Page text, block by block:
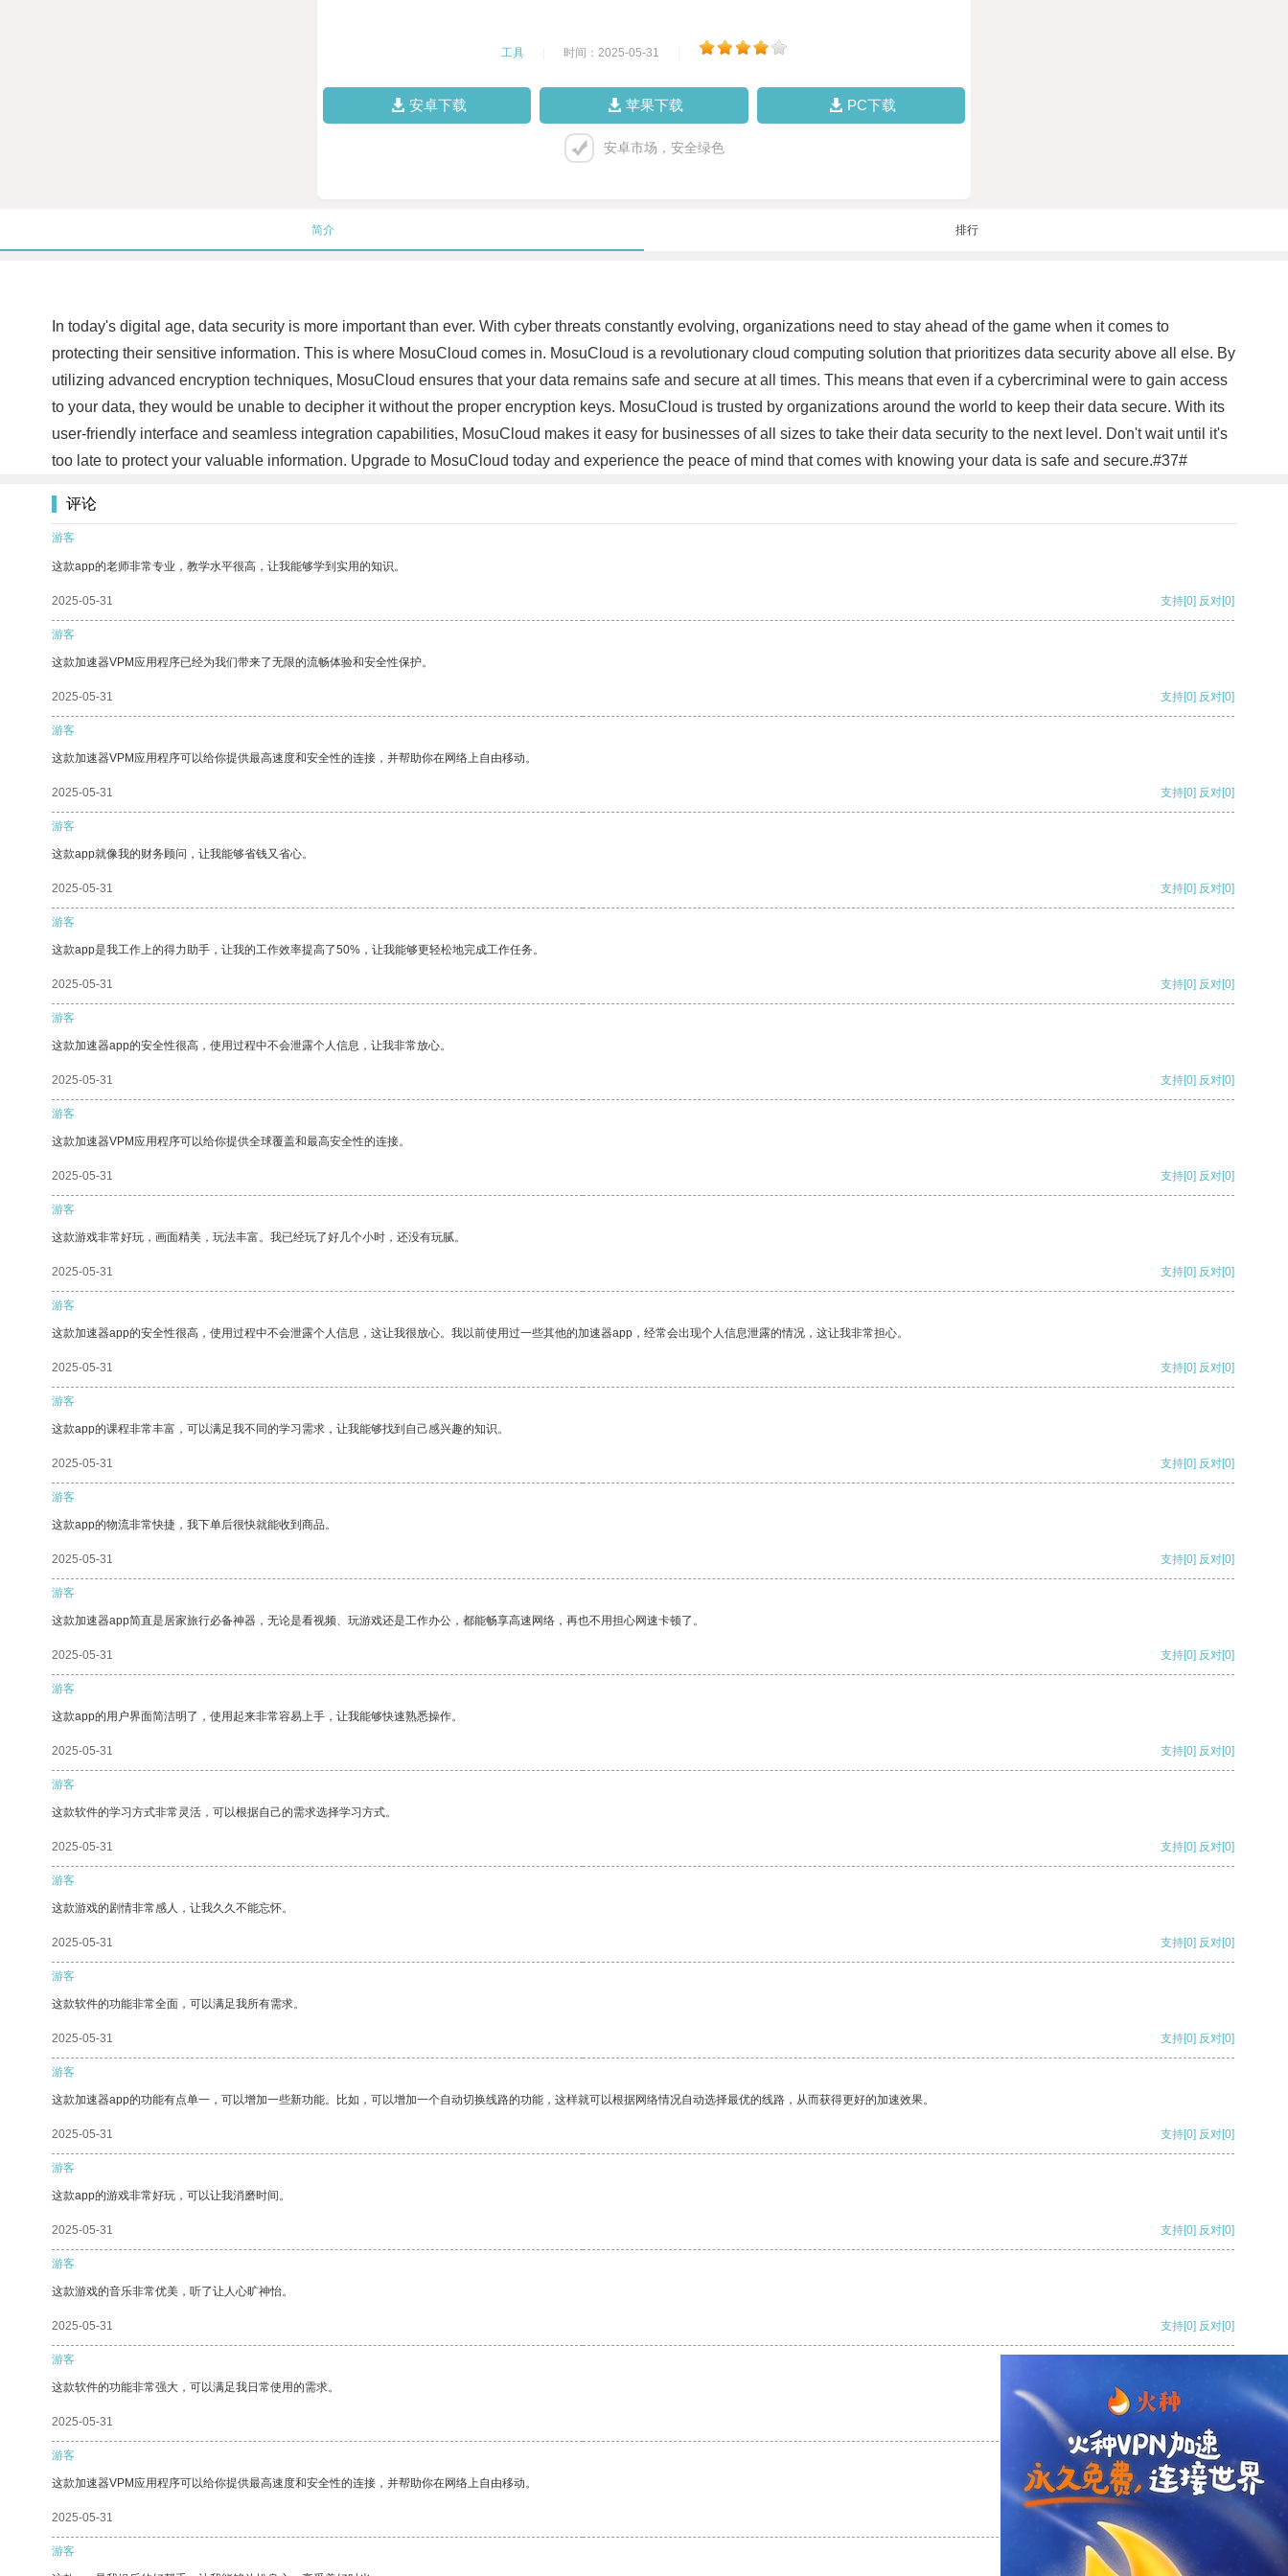
工具 时间：2025-05-31
安卓下载 苹果下载 PC下载
安卓市场，安全绿色
简介 排行
In today's digital age, data security is more important than ever. With cyber threats constantly evolving, organizations need to stay ahead of the game when it comes to
protecting their sensitive information. This is where MosuCloud comes in. MosuCloud is a revolutionary cloud computing solution that prioritizes data security above all else. By
utilizing advanced encryption techniques, MosuCloud ensures that your data remains safe and secure at all times. This means that even if a cybercriminal were to gain access
to your data, they would be unable to decipher it without the proper encryption keys. MosuCloud is trusted by organizations around the world to keep their data secure. With its
user-friendly interface and seamless integration capabilities, MosuCloud makes it easy for businesses of all sizes to take their data security to the next level. Don't wait until it's
too late to protect your valuable information. Upgrade to MosuCloud today and experience the peace of mind that comes with knowing your data is safe and secure.#37#
评论
游客
这款app的老师非常专业，教学水平很高，让我能够学到实用的知识。
2025-05-31 支持[0] 反对[0]
游客
这款加速器VPM应用程序已经为我们带来了无限的流畅体验和安全性保护。
2025-05-31 支持[0] 反对[0]
游客
这款加速器VPM应用程序可以给你提供最高速度和安全性的连接，并帮助你在网络上自由移动。
2025-05-31 支持[0] 反对[0]
游客
这款app就像我的财务顾问，让我能够省钱又省心。
2025-05-31 支持[0] 反对[0]
游客
这款app是我工作上的得力助手，让我的工作效率提高了50%，让我能够更轻松地完成工作任务。
2025-05-31 支持[0] 反对[0]
游客
这款加速器app的安全性很高，使用过程中不会泄露个人信息，让我非常放心。
2025-05-31 支持[0] 反对[0]
游客
这款加速器VPM应用程序可以给你提供全球覆盖和最高安全性的连接。
2025-05-31 支持[0] 反对[0]
游客
这款游戏非常好玩，画面精美，玩法丰富。我已经玩了好几个小时，还没有玩腻。
2025-05-31 支持[0] 反对[0]
游客
这款加速器app的安全性很高，使用过程中不会泄露个人信息，这让我很放心。我以前使用过一些其他的加速器app，经常会出现个人信息泄露的情况，这让我非常担心。
2025-05-31 支持[0] 反对[0]
游客
这款app的课程非常丰富，可以满足我不同的学习需求，让我能够找到自己感兴趣的知识。
2025-05-31 支持[0] 反对[0]
游客
这款app的物流非常快捷，我下单后很快就能收到商品。
2025-05-31 支持[0] 反对[0]
游客
这款加速器app简直是居家旅行必备神器，无论是看视频、玩游戏还是工作办公，都能畅享高速网络，再也不用担心网速卡顿了。
2025-05-31 支持[0] 反对[0]
游客
这款app的用户界面简洁明了，使用起来非常容易上手，让我能够快速熟悉操作。
2025-05-31 支持[0] 反对[0]
游客
这款软件的学习方式非常灵活，可以根据自己的需求选择学习方式。
2025-05-31 支持[0] 反对[0]
游客
这款游戏的剧情非常感人，让我久久不能忘怀。
2025-05-31 支持[0] 反对[0]
游客
这款软件的功能非常全面，可以满足我所有需求。
2025-05-31 支持[0] 反对[0]
游客
这款加速器app的功能有点单一，可以增加一些新功能。比如，可以增加一个自动切换线路的功能，这样就可以根据网络情况自动选择最优的线路，从而获得更好的加速效果。
2025-05-31 支持[0] 反对[0]
游客
这款app的游戏非常好玩，可以让我消磨时间。
2025-05-31 支持[0] 反对[0]
游客
这款游戏的音乐非常优美，听了让人心旷神怡。
2025-05-31 支持[0] 反对[0]
游客
这款软件的功能非常强大，可以满足我日常使用的需求。
2025-05-31
游客
这款加速器VPM应用程序可以给你提供最高速度和安全性的连接，并帮助你在网络上自由移动。
2025-05-31 反对
游客